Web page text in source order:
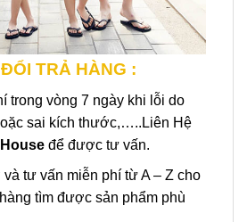
TRẢ HÀNG :
trong vòng 7 ngày khi lỗi do
sai kích thước,…..Liên Hệ
để được tư vấn.
tư vấn miễn phí từ A – Z cho
tìm được sản phẩm phù